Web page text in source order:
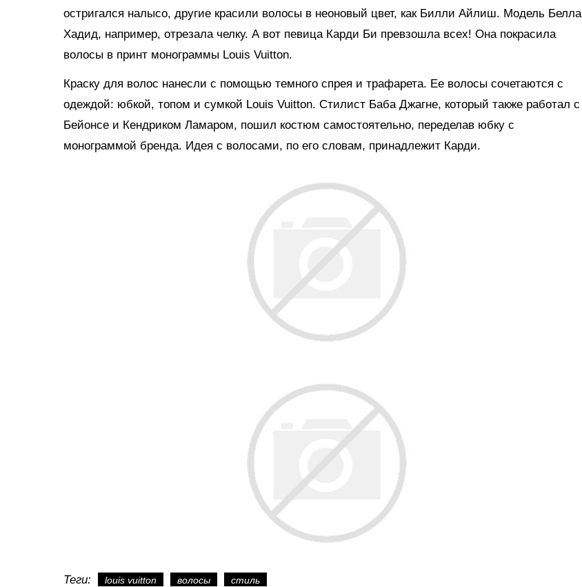
остригался налысо, другие красили волосы в неоновый цвет, как Билли Айлиш. Модель Белла
Хадид, например, отрезала челку. А вот певица Карди Би превзошла всех! Она покрасила
волосы в принт монограммы Louis Vuitton.
Краску для волос нанесли с помощью темного спрея и трафарета. Ее волосы сочетаются с
одеждой: юбкой, топом и сумкой Louis Vuitton. Стилист Баба Джагне, который также работал с
Бейонсе и Кендриком Ламаром, пошил костюм самостоятельно, переделав юбку с
монограммой бренда. Идея с волосами, по его словам, принадлежит Карди.
Теги: louis vuitton волосы стиль